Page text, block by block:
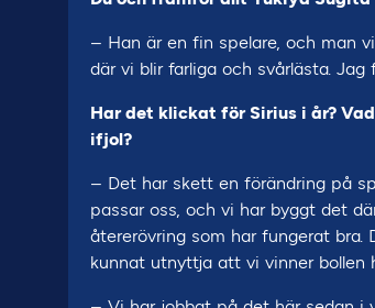
– Han är en fin spelare, och man
där vi blir farliga och svårlästa.
Har det klickat för Sirius i år?
ifjol?
– Det har skett en förändring på
passar oss, och vi har byggt det
återerövring som har fungerat
kunnat utnyttja att vi vinner bollen